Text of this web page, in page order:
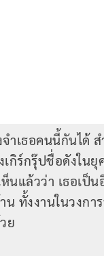
ำเธอคนนี้กันได้
กิร์กรุ๊ปชื่อดังในยุ
นแล้วว่า เธอเป็
น ทั้งงานในวงกา
ย